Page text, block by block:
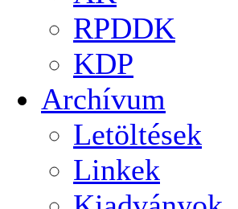
RPDDK
KDP
Archívum
Letöltések
Linkek